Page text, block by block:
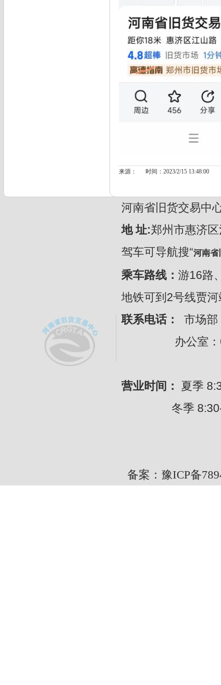
来源： 时间：2023/2/15 13:48:00
河南省旧货交易中
地 址:郑州市惠济
驾车可导航搜“河南省
乘车路线： 游16路
地铁可到2号线贾
联系电话： 市场
办公室：
营业时间：
夏季
冬季 8:30---
备案：豫ICP备